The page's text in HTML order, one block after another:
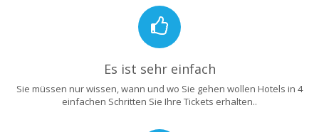
Es ist sehr einfach
Sie müssen nur wissen, wann und wo Sie gehen wollen Hotels in 4
einfachen Schritten Sie Ihre Tickets erhalten..